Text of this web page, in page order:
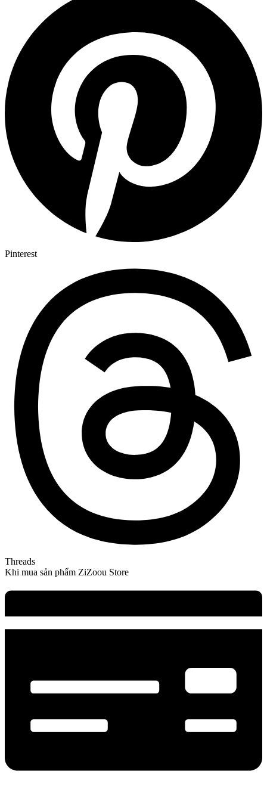
Pinterest
Threads
Khi mua sản phẩm ZiZoou Store